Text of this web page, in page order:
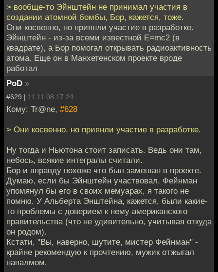
> вообще-то Эйнштейн не принимал участия в
создании атомной бомбы, Бор, кажется, тоже.
Они косвенно, но приянли участие в разработке.
Эйнштейн - из-за всеми известной E=mc2 (в
квадрате), а Бор помогал открывать радиоактивность
атома. Еще он в Манхетенском проекте вроде
работал
PoD »
#629 | 11.11.08 17:24
Кому: Tr@ne, #628
> Они косвенно, но приянли участие в разработке.
Ну тогда и Ньютона стоит записать. Ведь они там,
небось, всякие интегралы считали.
Бор и вправду похоже что был замешан в проекте.
Думаю, если бы Эйнштейн участвовал, Фейнман
упомянул бы его в своих мемуарах, я такого не
помню. У Альберта Энштейна, кажется, были какие-
то проблемы с доверием к нему американского
правительства (что не удивительно, учитывая откуда
он родом).
Кстати, "Вы, наверно, шутите, мистер Фейнман" -
крайне рекомендую к прочтению, мужик отжыгал
напалмом.